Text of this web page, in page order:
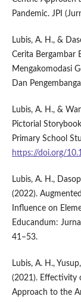
Pandemic. JPI
Lubis, A. H., &
Cerita Bergambar
Mengakomodasi
Dan
Lubis, A. H., &
Pictorial
Primary School
https://doi.org/
Lubis, A. H.,
(2022).
Influence on
Educandum:
41–53.
Lubis, A. H.,
(2021). Effectivity
Approach to the